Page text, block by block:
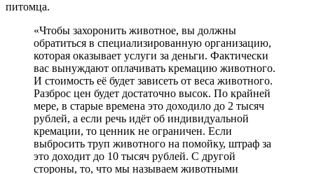
питомца.
«Чтобы захоронить животное, вы должны
обратиться в специализированную организацию,
которая оказывает услуги за деньги. Фактически
вас вынуждают оплачивать кремацию животного.
И стоимость её будет зависеть от веса животного.
Разброс цен будет достаточно высок. По крайней
мере, в старые времена это доходило до 2 тысяч
рублей, а если речь идёт об индивидуальной
кремации, то ценник не ограничен. Если
выбросить труп животного на помойку, штраф за
это доходит до 10 тысяч рублей. С другой
стороны, то, что мы называем животными